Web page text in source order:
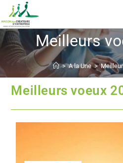
Meilleurs
> A la Une >
Meilleurs voeux